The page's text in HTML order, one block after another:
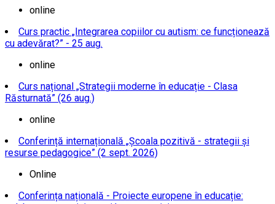
online
Curs practic „Integrarea copiilor cu autism: ce funcționează
cu adevărat?” - 25 aug.
online
Curs național „Strategii moderne în educație - Clasa
Răsturnată” (26 aug.)
online
Conferință internațională „Școala pozitivă - strategii și
resurse pedagogice” (2 sept. 2026)
Online
Conferința națională - Proiecte europene în educație: